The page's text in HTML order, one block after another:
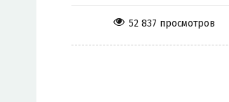
52 837 просмотров